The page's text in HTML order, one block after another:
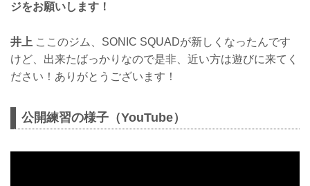
ジをお願いします！
井上 ここのジム、SONIC SQUADが新しくなったんです
けど、出来たばっかりなので是非、近い方は遊びに来てく
ださい！ありがとうございます！
公開練習の様子（YouTube）